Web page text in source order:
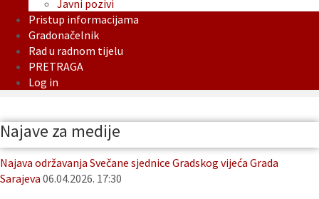
Javni pozivi
Pristup informacijama
Gradonačelnik
Rad u radnom tijelu
PRETRAGA
Log in
Najave za medije
Najava održavanja Svečane sjednice Gradskog vijeća Grada
Sarajeva 06.04.2026. 17:30